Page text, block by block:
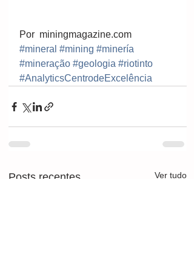
Por  miningmagazine.com
#mineral #mining #minería
#mineração #geologia #riotinto
#AnalyticsCentrodeExcelência
Posts recentes Ver tudo